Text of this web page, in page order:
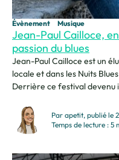
Jean-Paul Cailloce,
passion du blues
Évènement Musique
Jean-Paul Cailloce est un
locale et dans les Nuits
Derrière ce festival devenu
services municipaux. Pour
l’humain, la convivialité et le
Par apetit, publié le
Temps de lecture : 5